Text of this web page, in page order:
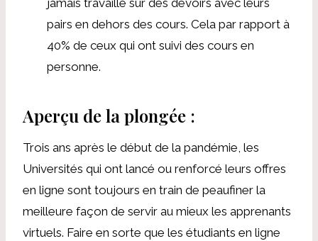
pairs en dehors des cours. Cela par rapport à
40% de ceux qui ont suivi des cours en
personne.
Aperçu de la plongée :
Trois ans après le début de la pandémie, les
Universités qui ont lancé ou renforcé leurs offres
en ligne sont toujours en train de peaufiner la
meilleure façon de servir au mieux les apprenants
virtuels. Faire en sorte que les étudiants en ligne